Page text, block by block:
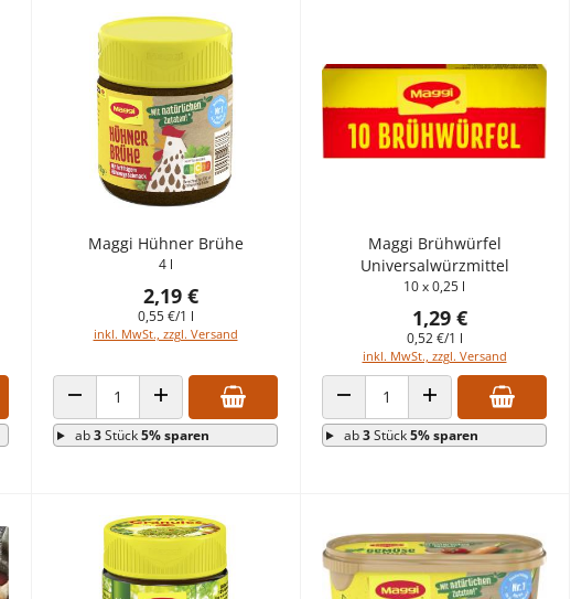
Maggi Hühner Brühe
4 l
2,19 €
0,55 €/1 l
inkl. MwSt., zzgl. Versand
ANZAHL VERRINGERNANZAHL ERHÖHEN
ab3Stück5% sparen
Maggi Brühwürfel
Universalwürzmittel
10 x 0,25 l
1,29 €
0,52 €/1 l
inkl. MwSt., zzgl. Versand
ANZAHL VERRINGERNANZAHL ERHÖHEN
ab3Stück5% sparen